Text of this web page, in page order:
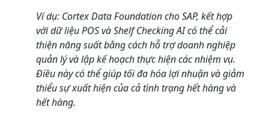
Ví dụ: Cortex Data Foundation cho SAP, kết hợp
với dữ liệu POS và Shelf Checking AI có thể cải
thiện năng suất bằng cách hỗ trợ doanh nghiệp
quản lý và lập kế hoạch thực hiện các nhiệm vụ.
Điều này có thể giúp tối đa hóa lợi nhuận và giảm
thiểu sự xuất hiện của cả tình trạng hết hàng và
hết hàng.